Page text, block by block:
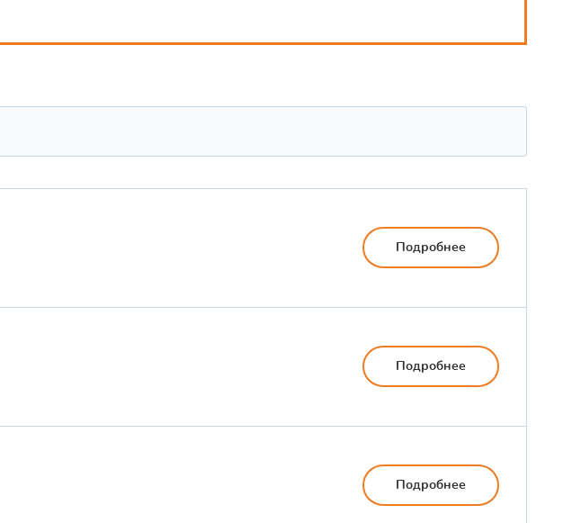
Подробнее
Подробнее
Подробнее